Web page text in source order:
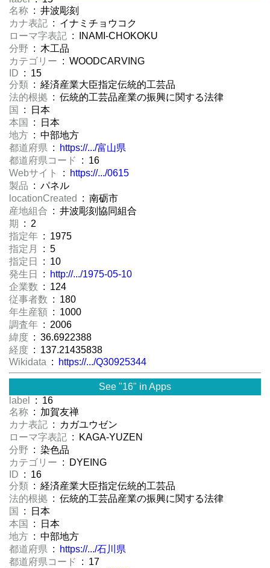
名称 : 井波彫刻
カナ表記 : イナミチョウコク
ローマ字表記 : INAMI-CHOKOKU
分野 : 木工品
カテゴリー : WOODCARVING
ID : 15
分類 : 経済産業大臣指定伝統的工芸品
法的根拠 : 伝統的工芸品産業の振興に関する法律
国
: 日本
本国
: 日本
地方 : 中部地方
都道府県 :
https://.../富山県
都道府県コード
: 16
Webサイト
:
https://.../0615
製品 : パネル
locationCreated
: 南砺市
産地組合 : 井波彫刻協同組合
期
: 2
指定年 : 1975
指定月
: 5
指定日
: 10
発生日
:
http://.../1975-05-10
企業数 : 124
従事者数 : 180
年生産額 : 1000
調査年 : 2006
緯度 : 36.6922388
経度 : 137.21435838
Wikidata : https://.../Q30925344
See "16" in Apps
label
: 16
名称 : 加賀友禅
カナ表記 : カガユウゼン
ローマ字表記 : KAGA-YUZEN
分野 : 染色品
カテゴリー : DYEING
ID : 16
分類 : 経済産業大臣指定伝統的工芸品
法的根拠 : 伝統的工芸品産業の振興に関する法律
国
: 日本
本国
: 日本
地方 : 中部地方
都道府県 :
https://.../石川県
都道府県コード
: 17